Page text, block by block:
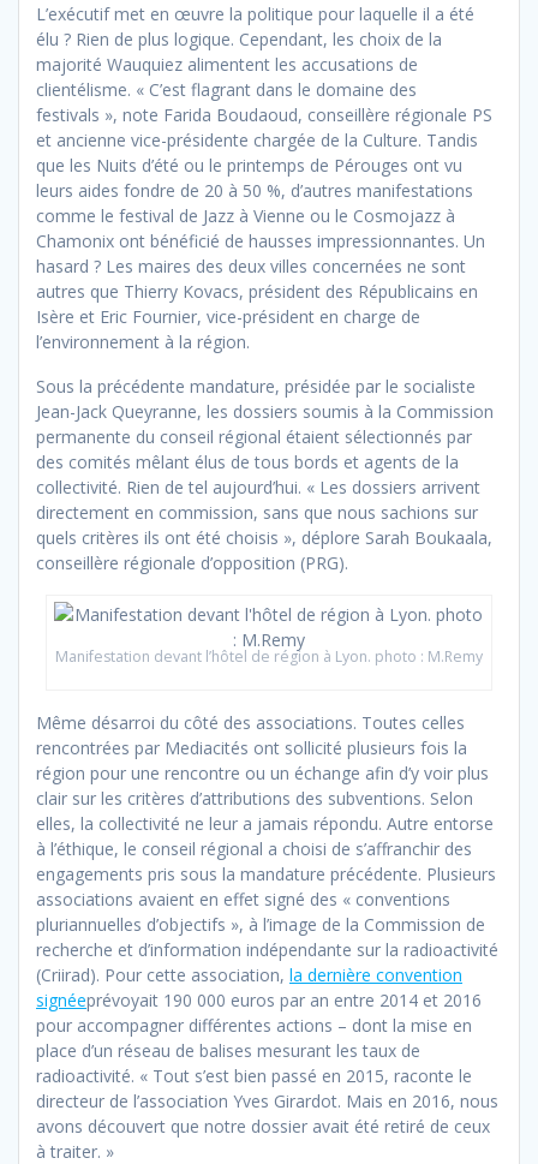
L’exécutif met en œuvre la politique pour laquelle il a été
élu ? Rien de plus logique. Cependant, les choix de la
majorité Wauquiez alimentent les accusations de
clientélisme. « C’est flagrant dans le domaine des
festivals », note Farida Boudaoud, conseillère régionale PS
et ancienne vice-présidente chargée de la Culture. Tandis
que les Nuits d’été ou le printemps de Pérouges ont vu
leurs aides fondre de 20 à 50 %, d’autres manifestations
comme le festival de Jazz à Vienne ou le Cosmojazz à
Chamonix ont bénéficié de hausses impressionnantes. Un
hasard ? Les maires des deux villes concernées ne sont
autres que Thierry Kovacs, président des Républicains en
Isère et Eric Fournier, vice-président en charge de
l’environnement à la région.
Sous la précédente mandature, présidée par le socialiste
Jean-Jack Queyranne, les dossiers soumis à la Commission
permanente du conseil régional étaient sélectionnés par
des comités mêlant élus de tous bords et agents de la
collectivité. Rien de tel aujourd’hui. « Les dossiers arrivent
directement en commission, sans que nous sachions sur
quels critères ils ont été choisis », déplore Sarah Boukaala,
conseillère régionale d’opposition (PRG).
Manifestation devant l’hôtel de région à Lyon. photo : M.Remy
Même désarroi du côté des associations. Toutes celles
rencontrées par Mediacités ont sollicité plusieurs fois la
région pour une rencontre ou un échange afin d’y voir plus
clair sur les critères d’attributions des subventions. Selon
elles, la collectivité ne leur a jamais répondu. Autre entorse
à l’éthique, le conseil régional a choisi de s’affranchir des
engagements pris sous la mandature précédente. Plusieurs
associations avaient en effet signé des « conventions
pluriannuelles d’objectifs », à l’image de la Commission de
recherche et d’information indépendante sur la radioactivité
(Criirad). Pour cette association, la dernière convention
signéeprévoyait 190 000 euros par an entre 2014 et 2016
pour accompagner différentes actions – dont la mise en
place d’un réseau de balises mesurant les taux de
radioactivité. « Tout s’est bien passé en 2015, raconte le
directeur de l’association Yves Girardot. Mais en 2016, nous
avons découvert que notre dossier avait été retiré de ceux
à traiter. »